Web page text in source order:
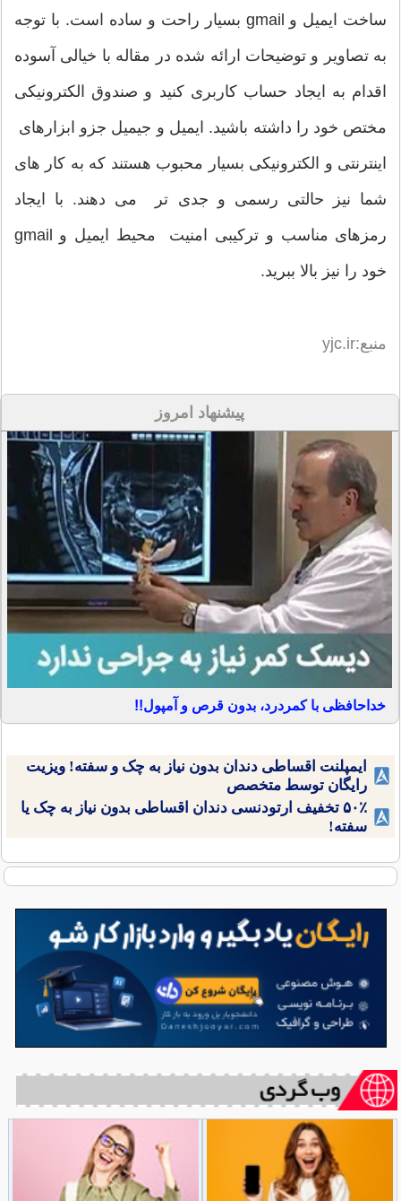
ساخت ایمیل و gmail بسیار راحت و ساده است. با توجه
به تصاویر و توضیحات ارائه شده در مقاله با خیالی آسوده
اقدام به ایجاد حساب کاربری کنید و صندوق الکترونیکی
مختص خود را داشته باشید. ایمیل و جیمیل جزو ابزارهای
اینترنتی و الکترونیکی بسیار محبوب هستند که به کار های
شما نیز حالتی رسمی و جدی تر می دهند. با ایجاد
رمزهای مناسب و ترکیبی امنیت محیط ایمیل و gmail
خود را نیز بالا ببرید.
منبع:yjc.ir
پیشنهاد امروز
خداحافظی با کمردرد، بدون قرص و آمپول!!
ایمپلنت اقساطی دندان بدون نیاز به چک و سفته! ویزیت
رایگان توسط متخصص
۵۰٪ تخفیف ارتودنسی دندان اقساطی بدون نیاز به چک یا
سفته!